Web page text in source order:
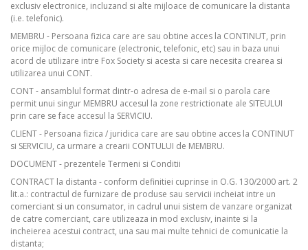
exclusiv electronice, incluzand si alte mijloace de comunicare la distanta
(i.e. telefonic).
MEMBRU - Persoana fizica care are sau obtine acces la CONTINUT, prin
orice mijloc de comunicare (electronic, telefonic, etc) sau in baza unui
acord de utilizare intre Fox Society si acesta si care necesita crearea si
utilizarea unui CONT.
CONT - ansamblul format dintr-o adresa de e-mail si o parola care
permit unui singur MEMBRU accesul la zone restrictionate ale SITEULUI
prin care se face accesul la SERVICIU.
CLIENT - Persoana fizica / juridica care are sau obtine acces la CONTINUT
si SERVICIU, ca urmare a crearii CONTULUI de MEMBRU.
DOCUMENT - prezentele Termeni si Conditii
CONTRACT la distanta - conform definitiei cuprinse in O.G. 130/2000 art. 2
lit.a.: contractul de furnizare de produse sau servicii incheiat intre un
comerciant si un consumator, in cadrul unui sistem de vanzare organizat
de catre comerciant, care utilizeaza in mod exclusiv, inainte si la
incheierea acestui contract, una sau mai multe tehnici de comunicatie la
distanta;